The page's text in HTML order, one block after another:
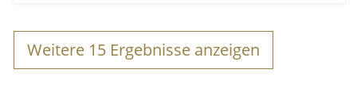
Weitere 15 Ergebnisse anzeigen